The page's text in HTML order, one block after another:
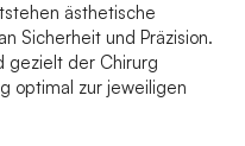
ästhetische
Sicherheit und Präzision.
gezielt der Chirurg
optimal zur jeweiligen